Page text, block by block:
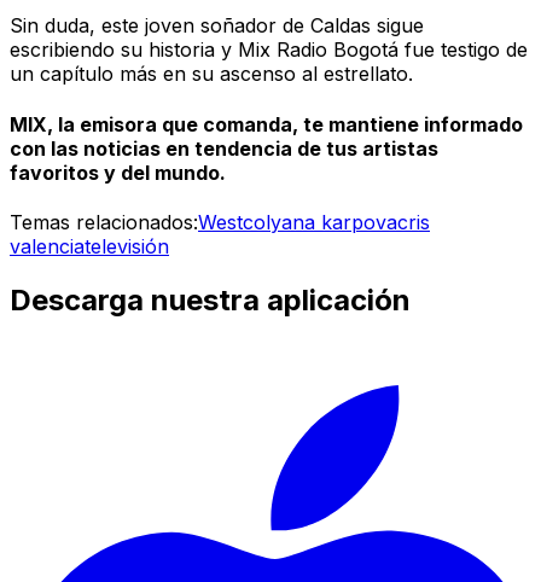
Sin duda, este joven soñador de Caldas sigue
escribiendo su historia y Mix Radio Bogotá fue testigo de
un capítulo más en su ascenso al estrellato.
MIX, la emisora que comanda, te mantiene informado
con las noticias en tendencia de tus artistas
favoritos y del mundo.
Temas relacionados:Westcolyana karpovacris
valenciatelevisión
Descarga nuestra aplicación